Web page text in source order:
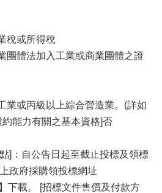
稅或所得稅
團體法加入工業或商業團體之證
業或丙級以上綜合營造業。(詳如
能力有關之基本資格]否
]：自公告日起至截止投標及領標
政府採購領投標網址
下載。 [招標文件售價及付款方